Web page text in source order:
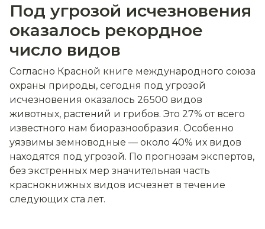
Под угрозой исчезновения
оказалось рекордное
число видов
Согласно Красной книге международного союза
охраны природы, сегодня под угрозой
исчезновения оказалось 26 500 видов
животных, растений и грибов. Это 27% от всего
известного нам биоразнообразия. Особенно
уязвимы земноводные — около 40% их видов
находятся под угрозой. По прогнозам экспертов,
без экстренных мер значительная часть
краснокнижных видов исчезнет в течение
следующих ста лет.